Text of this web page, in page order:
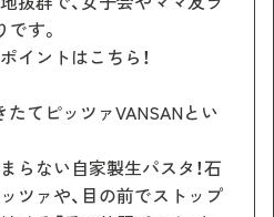
す。
イントはこちら！
てピッツァVANSANとい
らない自家製生パスタ！石
ツァや、目の前でストップ